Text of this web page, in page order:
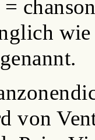
wie
von